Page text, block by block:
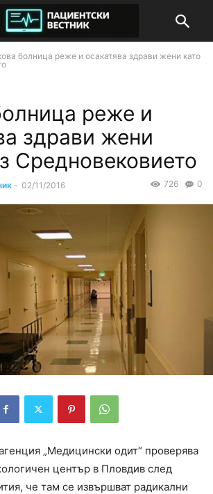
болница реже и осакатява здрави жени като
реже и
здрави жени
Средновековието
- 02/11/2016 0
726
„Медицински одит“ проверява
център в Пловдив след
че там се извършват радикални